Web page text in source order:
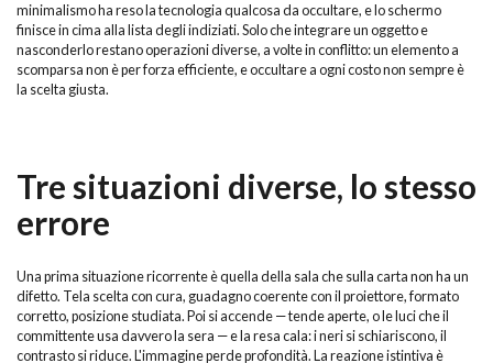
minimalismo ha reso la tecnologia qualcosa da occultare, e lo schermo
finisce in cima alla lista degli indiziati. Solo che integrare un oggetto e
nasconderlo restano operazioni diverse, a volte in conflitto: un elemento a
scomparsa non è per forza efficiente, e occultare a ogni costo non sempre è
la scelta giusta.
Tre situazioni diverse, lo stesso
errore
Una prima situazione ricorrente è quella della sala che sulla carta non ha un
difetto. Tela scelta con cura, guadagno coerente con il proiettore, formato
corretto, posizione studiata. Poi si accende — tende aperte, o le luci che il
committente usa davvero la sera — e la resa cala: i neri si schiariscono, il
contrasto si riduce. L'immagine perde profondità. La reazione istintiva è